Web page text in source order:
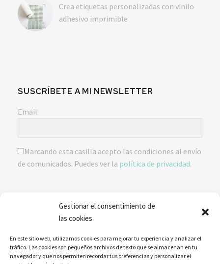
Gestionar el consentimiento de
las cookies
En este sitio web, utilizamos cookies para mejorar tu experiencia y analizar el
tráfico. Las cookies son pequeños archivos de texto que se almacenan en tu
navegador y que nos permiten recordar tus preferencias y personalizar el
Crea etiquetas personalizadas con vinilo
adhesivo imprimible
SUSCRÍBETE A MI NEWSLETTER
Email
Marcando esta casilla acepto las condiciones al envío
de comunicados. Puedes ver la política de privacidad.
ENVIAR